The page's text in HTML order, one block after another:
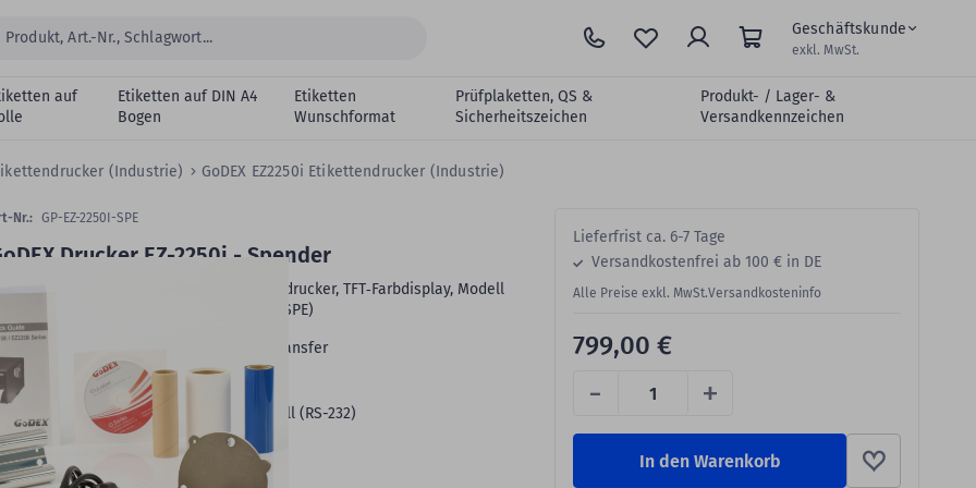
Geschäftskunde
exkl. MwSt.
auf
Etiketten auf DIN A4
Bogen
Etiketten
Wunschformat
Prüfplaketten, QS &
Sicherheitszeichen
Produkt- / Lager- &
Versandkennzeichen
(Industrie) GoDEX EZ2250i Etikettendrucker (Industrie)
Drucker EZ-2250i - Spender
EZ-2250i, 203 dpi Industrie Etikettendrucker, TFT‑Farbdisplay, Modell
Spender, Lineraufwickler (GP-EZ-2250i-SPE)
Nr.: GP-EZ-2250I-SPE
Thermodirekt, Thermotransfer
Druckbreite:
104 mm
max.:
Schnittstellen: LAN, USB, USB-Host, seriell (RS-232)
Produktdetails
Lieferfrist ca. 6-7 Tage
Versandkostenfrei ab 100 € in DE
Alle Preise exkl. MwSt.Versandkosteninfo
- +
799,00 €
In den Warenkorb